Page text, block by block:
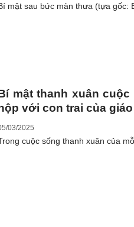
mật sau bức màn thưa (tựa gốc:
mật thanh xuân
hộp với con trai của
03/2025
cuộc sống thanh xuân của